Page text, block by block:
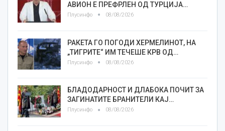
АВИОН Е ПРЕФРЛЕН ОД ТУРЦИЈА…
Плусинфо 08/08/2026
РАКЕТА ГО ПОГОДИ ХЕРМЕЛИНОТ, НА
„ТИГРИТЕ“ ИМ ТЕЧЕШЕ КРВ ОД…
Плусинфо 08/08/2026
БЛАДОДАРНОСТ И ДЛАБОКА ПОЧИТ ЗА
ЗАГИНАТИТЕ БРАНИТЕЛИ КАЈ…
Плусинфо 08/08/2026